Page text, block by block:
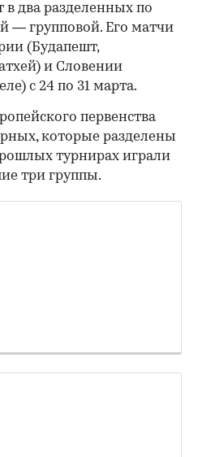
в два разделенных по
— групповой. Его матчи
(Будапешт,
и Словении
с 24 по 31 марта.
первенства
которые разделены
турнирах играли
три группы.